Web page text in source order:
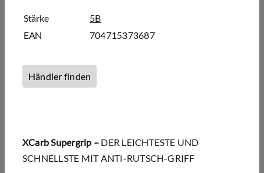
Stärke
5B
EAN
704715373687
Händler finden
XCarb Supergrip – DER LEICHTESTE UND
SCHNELLSTE MIT ANTI-RUTSCH-GRIFF